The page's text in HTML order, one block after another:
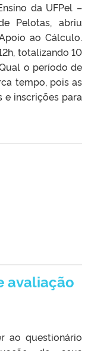
da UFPel –
Pelotas, abriu
ao Cálculo.
totalizando 10
o período de
tempo, pois as
e inscrições para
avaliação
ao questionário